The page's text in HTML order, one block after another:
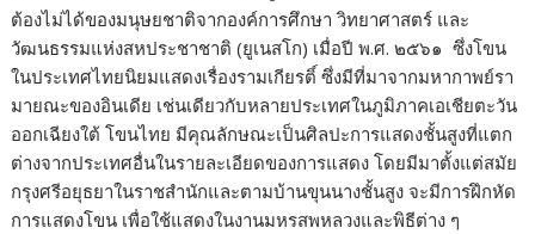
ต้องไม่ได้ของมนุษยชาติจากองค์การศึกษา วิทยาศาสตร์ และ
วัฒนธรรมแห่งสหประชาชาติ (ยูเนสโก) เมื่อปี พ.ศ. ๒๕๖๑ ซึ่งโขน
ในประเทศไทยนิยมแสดงเรื่องรามเกียรติ์ ซึ่งมีที่มาจากมหากาพย์รา
มายณะของอินเดีย เช่นเดียวกับหลายประเทศในภูมิภาคเอเชียตะวัน
ออกเฉียงใต้ โขนไทย มีคุณลักษณะเป็นศิลปะการแสดงชั้นสูงที่แตก
ต่างจากประเทศอื่นในรายละเอียดของการแสดง โดยมีมาตั้งแต่สมัย
กรุงศรีอยุธยาในราชสำนักและตามบ้านขุนนางชั้นสูง จะมีการฝึกหัด
การแสดงโขน เพื่อใช้แสดงในงานมหรสพหลวงและพิธีต่าง ๆ